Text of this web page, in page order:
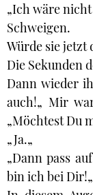
„Ich wäre
Schweigen.
Würde sie jetzt
Die Sekunden
Dann wieder
auch!„ Mir
„Möchtest Du
„Ja.„
„Dann pass
bin ich bei Dir!„